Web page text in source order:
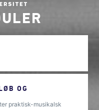
OG
praktisk-musikalsk